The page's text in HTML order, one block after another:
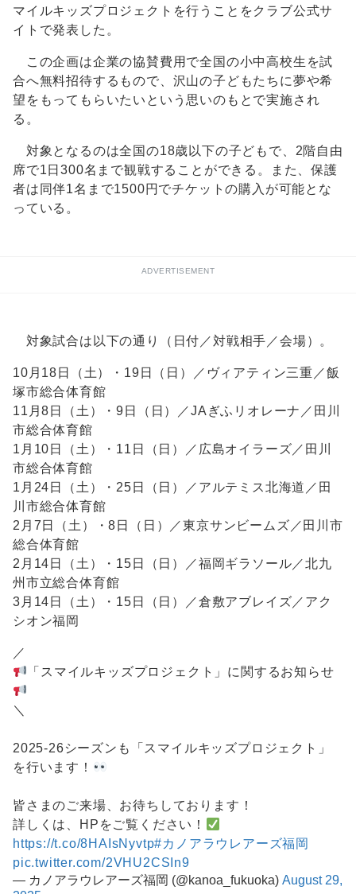
マイルキッズプロジェクトを行うことをクラブ公式サ
イトで発表した。
この企画は企業の協賛費用で全国の小中高校生を試
合へ無料招待するもので、沢山の子どもたちに夢や希
望をもってもらいたいという思いのもとで実施され
る。
対象となるのは全国の18歳以下の子どもで、2階自由
席で1日300名まで観戦することができる。また、保護
者は同伴1名まで1500円でチケットの購入が可能とな
っている。
ADVERTISEMENT
対象試合は以下の通り（日付／対戦相手／会場）。
10月18日（土）・19日（日）／ヴィアティン三重／飯
塚市総合体育館
11月8日（土）・9日（日）／JAぎふリオレーナ／田川
市総合体育館
1月10日（土）・11日（日）／広島オイラーズ／田川
市総合体育館
1月24日（土）・25日（日）／アルテミス北海道／田
川市総合体育館
2月7日（土）・8日（日）／東京サンビームズ／田川市
総合体育館
2月14日（土）・15日（日）／福岡ギラソール／北九
州市立総合体育館
3月14日（土）・15日（日）／倉敷アブレイズ／アク
シオン福岡
／
「スマイルキッズプロジェクト」に関するお知らせ
＼
2025-26シーズンも「スマイルキッズプロジェクト」
を行います！
皆さまのご来場、お待ちしております！
詳しくは、HPをご覧ください！
https://t.co/8HAIsNyvtp#カノアラウレアーズ福岡
pic.twitter.com/2VHU2CSIn9
— カノアラウレアーズ福岡 (@kanoa_fukuoka) August 29,